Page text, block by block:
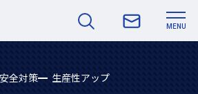
MENU
安全対策
生産性アップ